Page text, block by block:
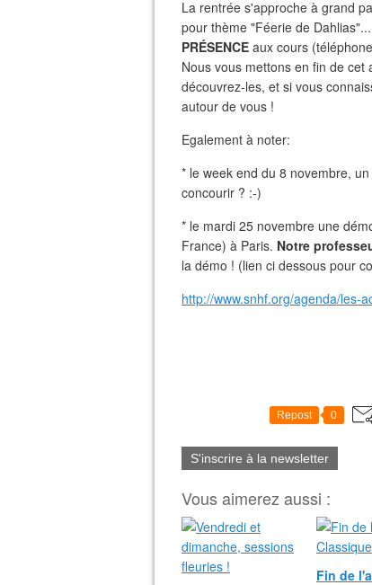
La rentrée s'approche à grand
pour thème "Féerie de
PRÉSENCE aux cours
Nous vous mettons en fin de
découvrez-les, et si vous
autour de vous !
Egalement à noter:
* le week end du 8 novembre,
concourir ? :-)
* le mardi 25 novembre une
France) à Paris. Notre
la démo ! (lien ci dessous pour
http://www.snhf.org/agenda/les-
Repost 0
S'inscrire à la newsletter
Vous aimerez aussi :
Fin de